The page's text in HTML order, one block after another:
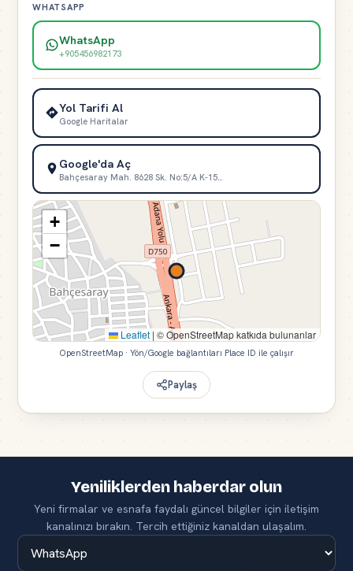
WHATSAPP
WhatsApp
+905456982173
Yol Tarifi Al
Google Haritalar
Google'da Aç
Bahçesaray Mah. 8628 Sk. No:5/A K-15…
+
−
Leaflet | © OpenStreetMap katkıda bulunanlar
OpenStreetMap · Yön/Google bağlantıları Place ID ile çalışır
Paylaş
Yeniliklerden haberdar olun
Yeni firmalar ve esnafa faydalı güncel bilgiler için iletişim
kanalınızı bırakın. Tercih ettiğiniz kanaldan ulaşalım.